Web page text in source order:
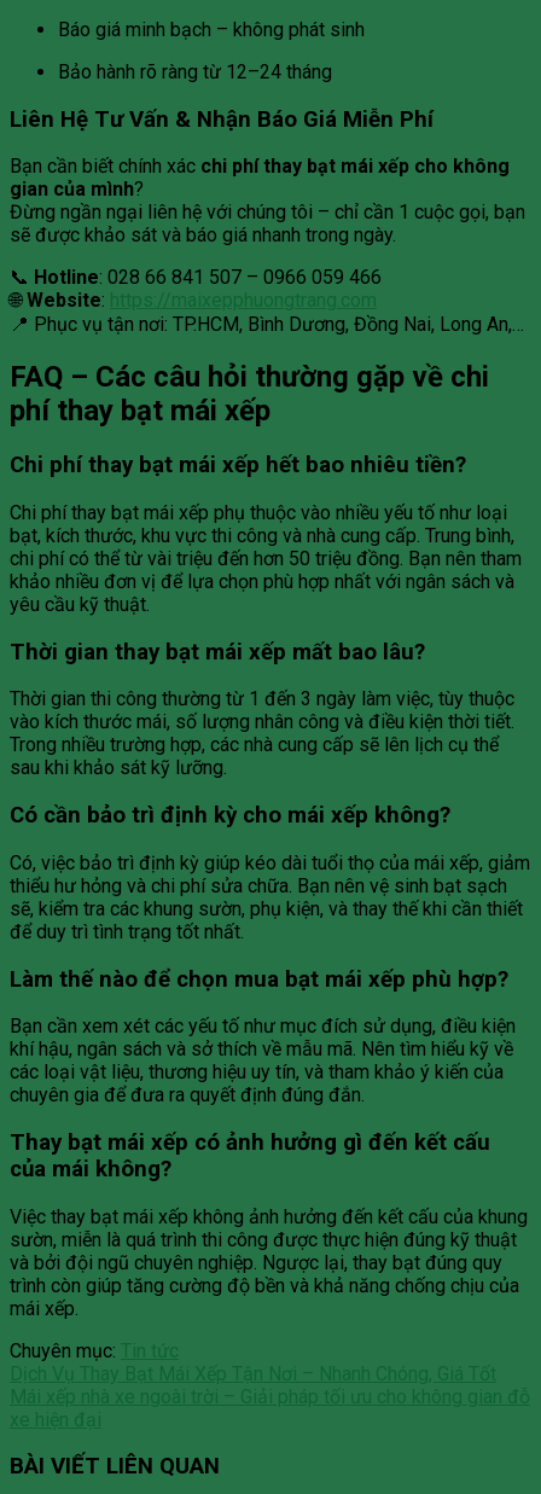
Báo giá minh bạch – không phát sinh
Bảo hành rõ ràng từ 12–24 tháng
Liên Hệ Tư Vấn & Nhận Báo Giá Miễn Phí
Bạn cần biết chính xác chi phí thay bạt mái xếp cho không
gian của mình?
Đừng ngần ngại liên hệ với chúng tôi – chỉ cần 1 cuộc gọi, bạn
sẽ được khảo sát và báo giá nhanh trong ngày.
📞 Hotline: 028 66 841 507 – 0966 059 466
🌐Website: https://maixepphuongtrang.com
📍 Phục vụ tận nơi: TP.HCM, Bình Dương, Đồng Nai, Long An,…
FAQ – Các câu hỏi thường gặp về chi
phí thay bạt mái xếp
Chi phí thay bạt mái xếp hết bao nhiêu tiền?
Chi phí thay bạt mái xếp phụ thuộc vào nhiều yếu tố như loại
bạt, kích thước, khu vực thi công và nhà cung cấp. Trung bình,
chi phí có thể từ vài triệu đến hơn 50 triệu đồng. Bạn nên tham
khảo nhiều đơn vị để lựa chọn phù hợp nhất với ngân sách và
yêu cầu kỹ thuật.
Thời gian thay bạt mái xếp mất bao lâu?
Thời gian thi công thường từ 1 đến 3 ngày làm việc, tùy thuộc
vào kích thước mái, số lượng nhân công và điều kiện thời tiết.
Trong nhiều trường hợp, các nhà cung cấp sẽ lên lịch cụ thể
sau khi khảo sát kỹ lưỡng.
Có cần bảo trì định kỳ cho mái xếp không?
Có, việc bảo trì định kỳ giúp kéo dài tuổi thọ của mái xếp, giảm
thiểu hư hỏng và chi phí sửa chữa. Bạn nên vệ sinh bạt sạch
sẽ, kiểm tra các khung sườn, phụ kiện, và thay thế khi cần thiết
để duy trì tình trạng tốt nhất.
Làm thế nào để chọn mua bạt mái xếp phù hợp?
Bạn cần xem xét các yếu tố như mục đích sử dụng, điều kiện
khí hậu, ngân sách và sở thích về mẫu mã. Nên tìm hiểu kỹ về
các loại vật liệu, thương hiệu uy tín, và tham khảo ý kiến của
chuyên gia để đưa ra quyết định đúng đắn.
Thay bạt mái xếp có ảnh hưởng gì đến kết cấu
của mái không?
Việc thay bạt mái xếp không ảnh hưởng đến kết cấu của khung
sườn, miễn là quá trình thi công được thực hiện đúng kỹ thuật
và bởi đội ngũ chuyên nghiệp. Ngược lại, thay bạt đúng quy
trình còn giúp tăng cường độ bền và khả năng chống chịu của
mái xếp.
Chuyên mục: Tin tức
Dịch Vụ Thay Bạt Mái Xếp Tận Nơi – Nhanh Chóng, Giá Tốt
Mái xếp nhà xe ngoài trời – Giải pháp tối ưu cho không gian đỗ
xe hiện đại
BÀI VIẾT LIÊN QUAN